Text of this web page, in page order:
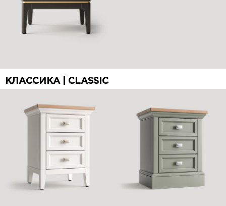
КЛАССИКА | CLASSIC